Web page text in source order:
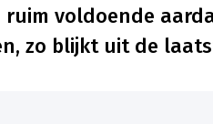
voldoende
zo blijkt uit de